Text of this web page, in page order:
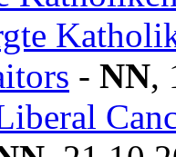
- NN,